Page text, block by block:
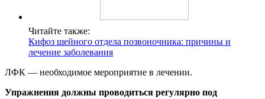
Читайте также:
Кифоз шейного отдела позвоночника: причины и
лечение заболевания
ЛФК — необходимое мероприятие в лечении.
Упражнения должны проводиться регулярно под